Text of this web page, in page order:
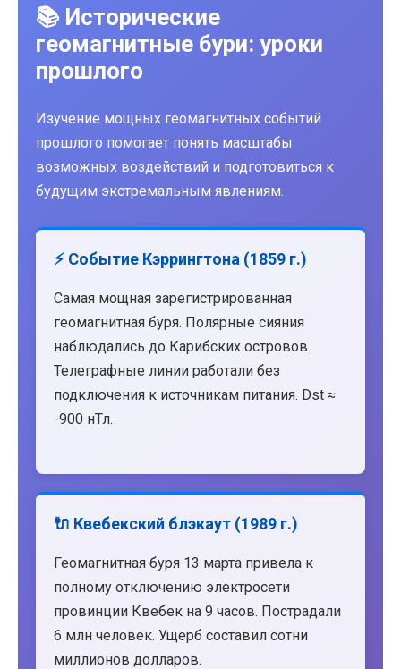
📚 Исторические
геомагнитные бури: уроки
прошлого
Изучение мощных геомагнитных событий
прошлого помогает понять масштабы
возможных воздействий и подготовиться к
будущим экстремальным явлениям.
⚡ Событие Кэррингтона (1859 г.)
Самая мощная зарегистрированная
геомагнитная буря. Полярные сияния
наблюдались до Карибских островов.
Телеграфные линии работали без
подключения к источникам питания. Dst ≈
-900 нТл.
🔌 Квебекский блэкаут (1989 г.)
Геомагнитная буря 13 марта привела к
полному отключению электросети
провинции Квебек на 9 часов. Пострадали
6 млн человек. Ущерб составил сотни
миллионов долларов.